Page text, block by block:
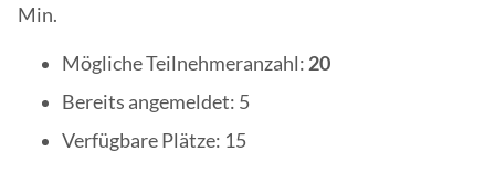
Min.
Mögliche Teilnehmeranzahl: 20
Bereits angemeldet: 5
Verfügbare Plätze: 15